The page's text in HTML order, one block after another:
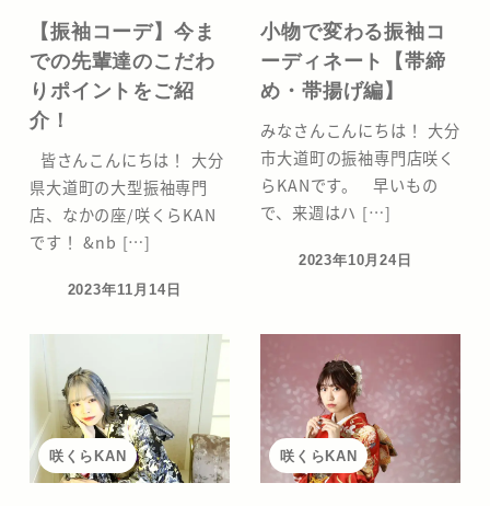
【振袖コーデ】今ま
での先輩達のこだわ
りポイントをご紹
介！
皆さんこんにちは！ 大分
県大道町の大型振袖専門
店、なかの座/咲くらKAN
です！ &nb […]
投稿日
2023年11月14日
小物で変わる振袖コ
ーディネート【帯締
め・帯揚げ編】
みなさんこんにちは！ 大分
市大道町の振袖専門店咲く
らKANです。 早いもの
で、来週はハ […]
投稿日
2023年10月24日
咲くらKAN 咲くらKAN